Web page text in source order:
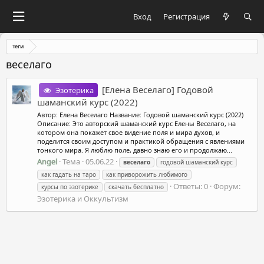
Вход Регистрация
Теги
веселаго
Эзотерика
[Елена Веселаго] Годовой
шаманский курс (2022)
Автор: Елена Веселаго Название: Годовой шаманский курс (2022)
Описание: Это авторский шаманский курс Елены Веселаго, на
котором она покажет свое видение поля и мира духов, и
поделится своим доступом и практикой обращения с явлениями
тонкого мира. Я люблю поле, давно знаю его и продолжаю...
Angel Тема 05.06.22 веселаго
годовой шаманский курс
как гадать на таро
как приворожить любимого
курсы по эзотерике
скачать бесплатно Ответы: 0 Форум:
Эзотерика и Оккультизм